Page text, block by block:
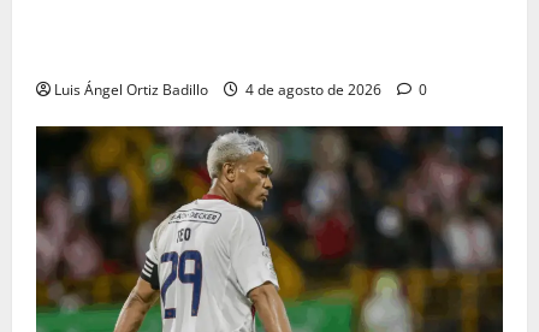
Luis Ángel Ortiz Badillo 4 de agosto de 2026 0